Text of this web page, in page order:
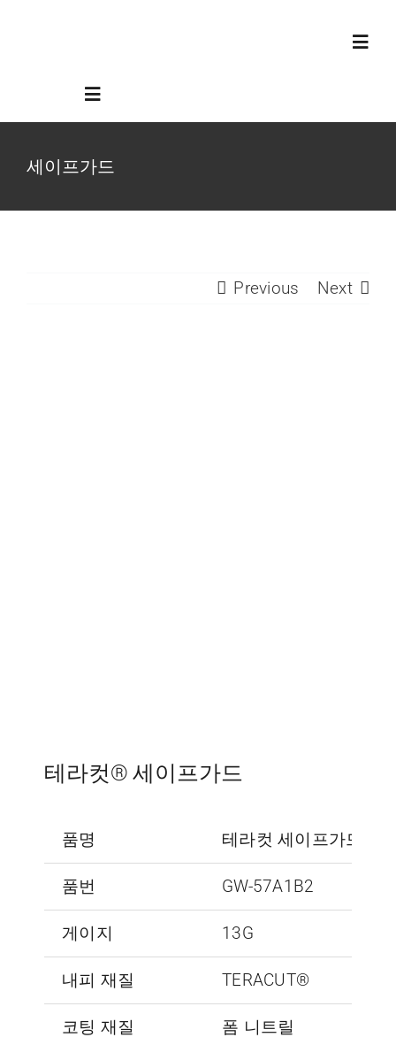
건
기
고객지원
Toggle
Navigation
KR
세이프가드
Previous Next
테라컷® 세이프가드
품명 테라컷 세이프가드
품번 GW-57A1B2
게이지 13G
내피 재질 TERACUT®
코팅 재질 폼 니트릴